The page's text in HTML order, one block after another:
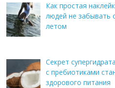
Как простая
людей не забывать
летом
Секрет
с пребиотиками
здорового питания